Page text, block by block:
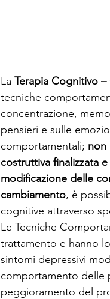
La Terapia Cognitivo
tecniche
concentrazione,
pensieri e sulle
comportamentali; non
costruttiva finalizzata
modificazione delle
cambiamento, è
cognitive attraverso
Le Tecniche
trattamento e hanno
sintomi depressivi
comportamento delle
peggioramento del